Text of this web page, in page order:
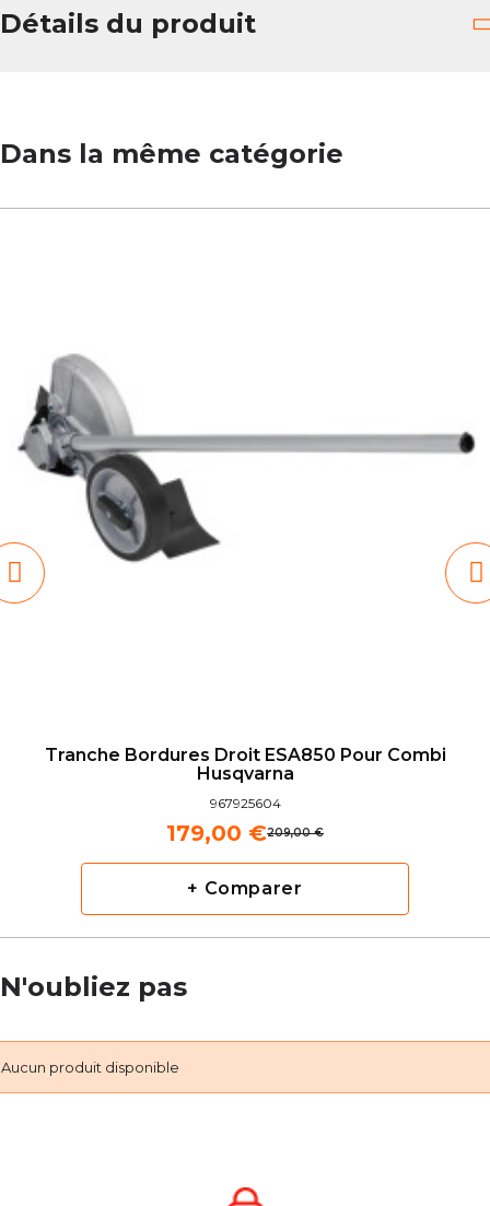
Détails du produit
Dans la même catégorie
Tranche Bordures Droit ESA850 Pour Combi
Husqvarna
967925604
209,00 €
179,00 €
+ Comparer
N'oubliez pas
Aucun produit disponible